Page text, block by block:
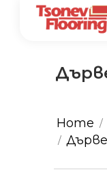
You are
Home